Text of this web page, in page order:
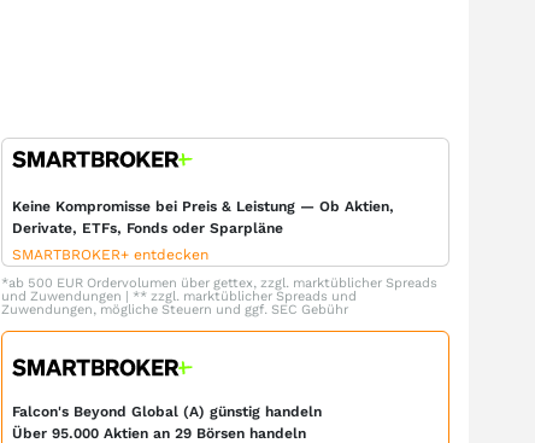
Keine Kompromisse bei Preis & Leistung — Ob Aktien,
Derivate, ETFs, Fonds oder Sparpläne
SMARTBROKER+ entdecken
*ab 500 EUR Ordervolumen über gettex, zzgl. marktüblicher Spreads
und Zuwendungen | ** zzgl. marktüblicher Spreads und
Zuwendungen, mögliche Steuern und ggf. SEC Gebühr
Falcon's Beyond Global (A) günstig handeln
Über 95.000 Aktien an 29 Börsen handeln